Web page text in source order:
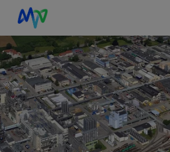
Zur Hauptnavigation
Zum Hauptinhalt
Zur Footernavigation
Kontakt EN Login